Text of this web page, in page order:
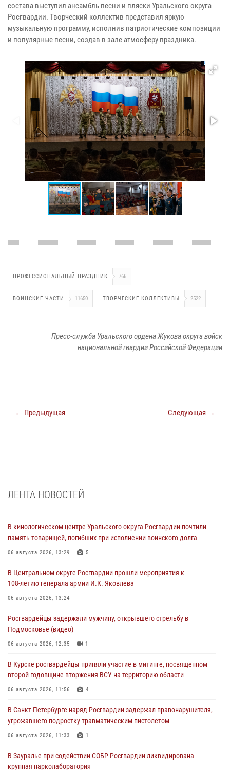
состава выступил ансамбль песни и пляски Уральского округа
Росгвардии. Творческий коллектив представил яркую
музыкальную программу, исполнив патриотические композиции
и популярные песни, создав в зале атмосферу праздника.
ПРОФЕССИОНАЛЬНЫЙ ПРАЗДНИК 766
ВОИНСКИЕ ЧАСТИ 11650 ТВОРЧЕСКИЕ КОЛЛЕКТИВЫ 2522
Пресс-служба Уральского ордена Жукова округа войск
национальной гвардии Российской Федерации
← Предыдущая Следующая →
ЛЕНТА НОВОСТЕЙ
В кинологическом центре Уральского округа Росгвардии почтили
память товарищей, погибших при исполнении воинского долга
06 августа 2026, 13:29 5
В Центральном округе Росгвардии прошли мероприятия к
108‑летию генерала армии И.К. Яковлева
06 августа 2026, 13:24
Росгвардейцы задержали мужчину, открывшего стрельбу в
Подмосковье (видео)
06 августа 2026, 12:35 1
В Курске росгвардейцы приняли участие в митинге, посвященном
второй годовщине вторжения ВСУ на территорию области
06 августа 2026, 11:56 4
В Санкт-Петербурге наряд Росгвардии задержал правонарушителя,
угрожавшего подростку травматическим пистолетом
06 августа 2026, 11:33 1
В Зауралье при содействии СОБР Росгвардии ликвидирована
крупная нарколаборатория